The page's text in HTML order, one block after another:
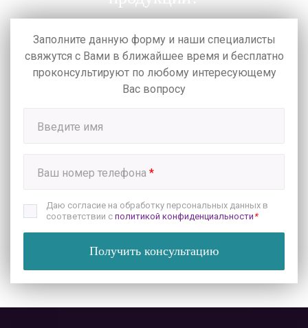
Заполните данную форму и наши специалисты
свяжутся с Вами в ближайшее время и бесплатно
проконсультируют по любому интересующему
Вас вопросу
Введите имя
Ваш номер телефона *
Получить консультацию
Даю согласие на обработку персональных данных в
соответствии с политикой конфиденциальности *